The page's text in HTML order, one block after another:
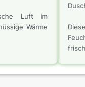
Luft im
Wärme